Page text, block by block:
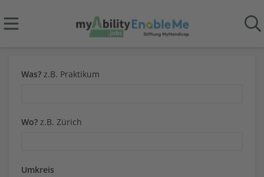
Was? z.B. Praktikum
Wo? z.B. Zürich
Umkreis